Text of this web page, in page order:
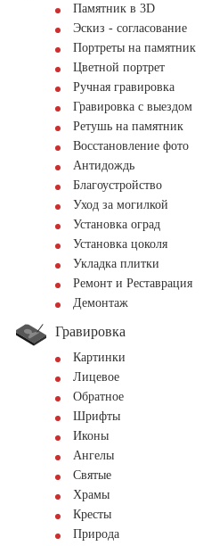
Памятник в 3D
Эскиз - согласование
Портреты на памятник
Цветной портрет
Ручная гравировка
Гравировка с выездом
Ретушь на памятник
Восстановление фото
Антидождь
Благоустройство
Уход за могилкой
Установка оград
Установка цоколя
Укладка плитки
Ремонт и Реставрация
Демонтаж
Гравировка
Картинки
Лицевое
Обратное
Шрифты
Иконы
Ангелы
Святые
Храмы
Кресты
Природа